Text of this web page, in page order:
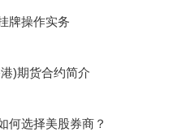
牌操作实务
)期货合约简介
何选择美股券商？